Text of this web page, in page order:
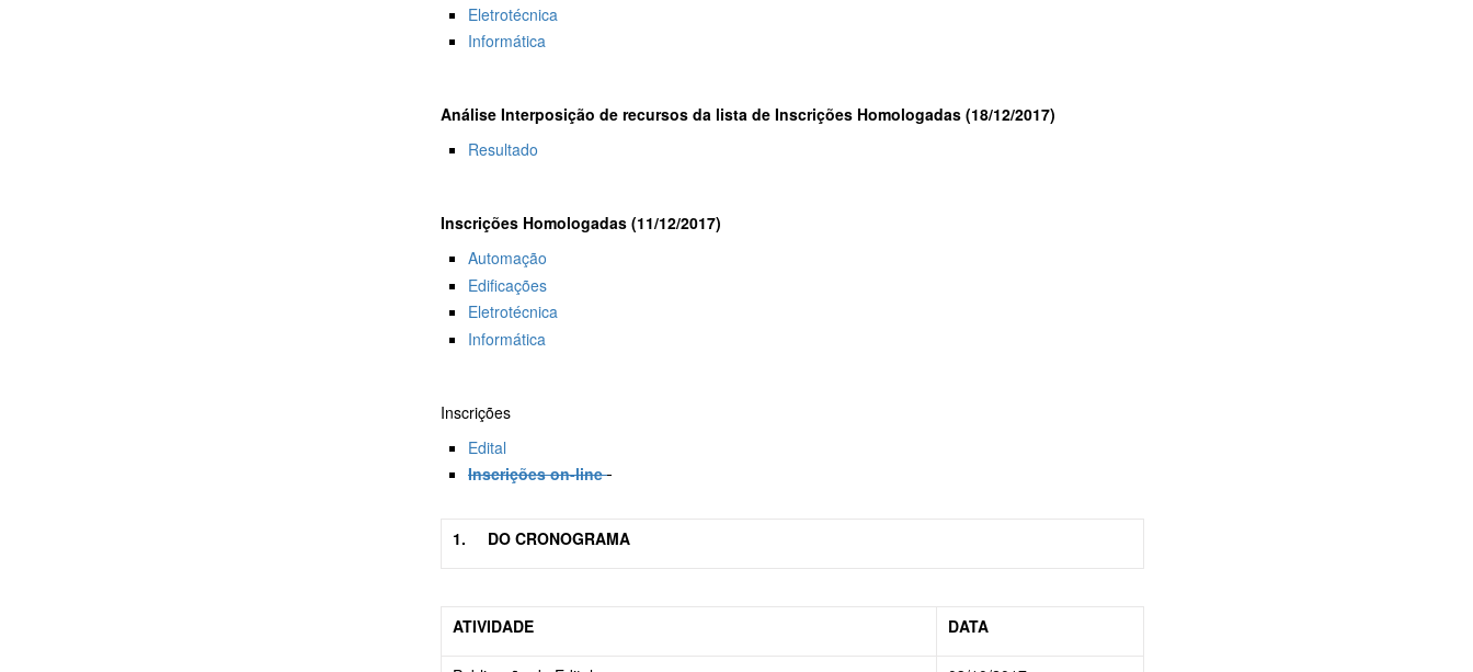
Eletrotécnica
Informática
Análise Interposição de recursos da lista de Inscrições Homologadas (18/12/2017)
Resultado
Inscrições Homologadas (11/12/2017)
Automação
Edificações
Eletrotécnica
Informática
Inscrições
Edital
Inscrições on-line
1. DO CRONOGRAMA
ATIVIDADE DATA